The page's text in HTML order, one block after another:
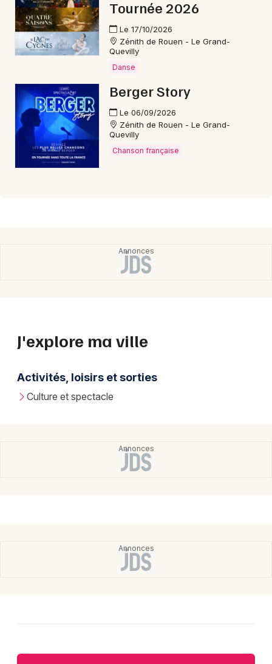
Tournée 2026
Le 17/10/2026
Zénith de Rouen - Le Grand-
Quevilly
Danse
Berger Story
Le 06/09/2026
Zénith de Rouen - Le Grand-
Quevilly
Chanson française
J'explore ma ville
Activités, loisirs et sorties
Culture et spectacle